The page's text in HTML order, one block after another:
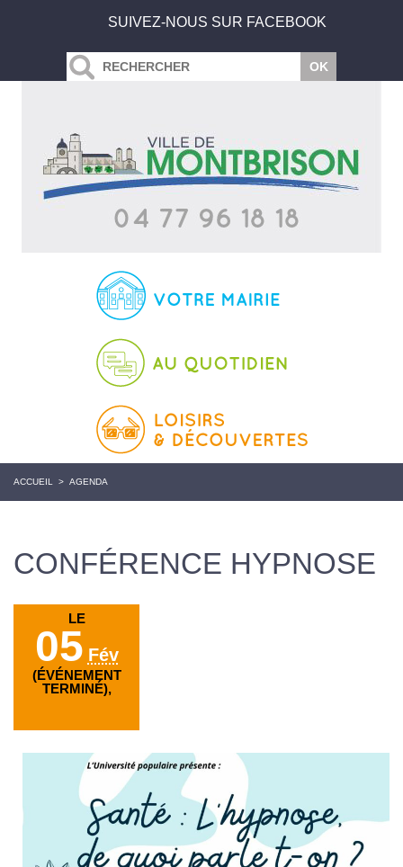
SUIVEZ-NOUS SUR FACEBOOK
ACCUEIL > AGENDA
CONFÉRENCE HYPNOSE
LE
05 Fév
(ÉVÉNEMENT
TERMINÉ),